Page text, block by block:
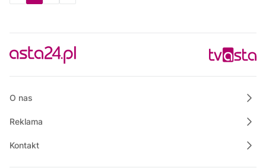
O nas
Reklama
Kontakt